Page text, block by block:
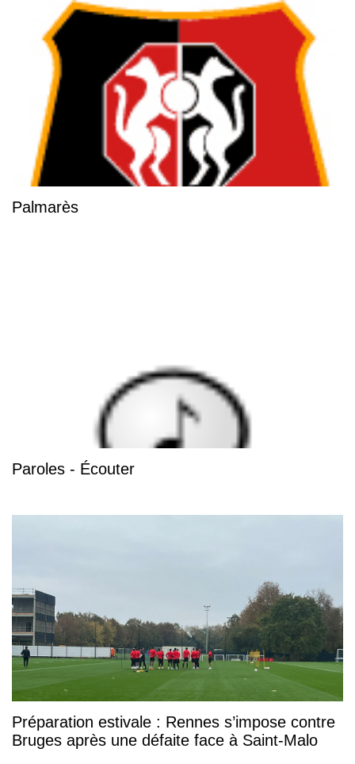
Palmarès
Paroles - Écouter
Préparation estivale : Rennes s’impose contre
Bruges après une défaite face à Saint-Malo